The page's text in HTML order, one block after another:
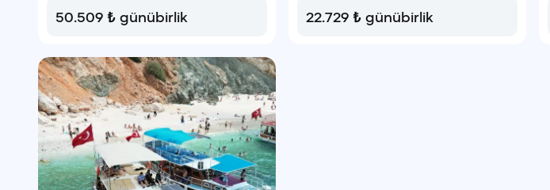
50.509 ₺ günübirlik 22.729 ₺ günübirlik